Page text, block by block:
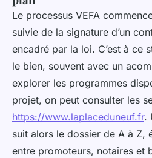
Le processus VEFA
suivie de la signature d’un
encadré par la loi. C’est à ce
le bien, souvent avec un
explorer les programmes
projet, on peut consulter les
https://www.laplaceduneuf.fr.
suit alors le dossier de A à Z,
entre promoteurs, notaires et